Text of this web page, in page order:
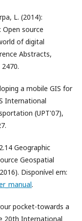
L. (2014):
Open source
of digital
Abstracts,
a mobile GIS for
International
(UPT'07),
Geographic
Geospatial
Disponível em:
.
pocket-towards a
20th International